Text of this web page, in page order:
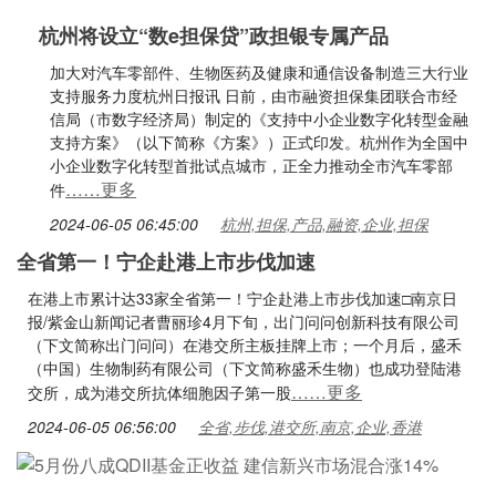
杭州将设立“数e担保贷”政担银专属产品
加大对汽车零部件、生物医药及健康和通信设备制造三大行业
支持服务力度杭州日报讯 日前，由市融资担保集团联合市经
信局（市数字经济局）制定的《支持中小企业数字化转型金融
支持方案》（以下简称《方案》）正式印发。杭州作为全国中
小企业数字化转型首批试点城市，正全力推动全市汽车零部
件……更多
2024-06-05 06:45:00 杭州,担保,产品,融资,企业,担保
全省第一！宁企赴港上市步伐加速
在港上市累计达33家全省第一！宁企赴港上市步伐加速□南京日
报/紫金山新闻记者曹丽珍4月下旬，出门问问创新科技有限公司
（下文简称出门问问）在港交所主板挂牌上市；一个月后，盛禾
（中国）生物制药有限公司（下文简称盛禾生物）也成功登陆港
交所，成为港交所抗体细胞因子第一股……更多
2024-06-05 06:56:00 全省,步伐,港交所,南京,企业,香港